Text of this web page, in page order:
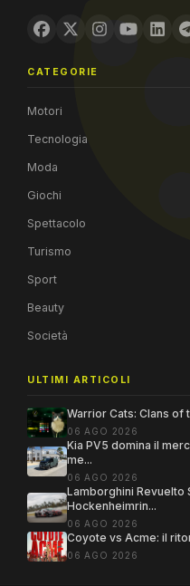
CATEGORIE
Motori
Tecnologia
Moda
Giochi
Spettacolo
Turismo
Sport
Beauty
Società
ULTIMI ARTICOLI
Warrior Cats: Clans of
06 AGO 2026
Kia PV5 domina il
me...
06 AGO 2026
Lamborghini Revuelto
Hockenheimrin...
06 AGO 2026
Coyote vs Acme: il
06 AGO 2026